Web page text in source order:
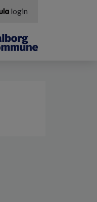
login